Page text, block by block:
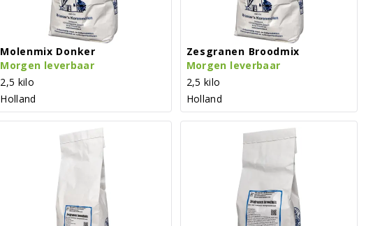
Molenmix Donker
Morgen leverbaar
2,5 kilo
Holland
Zesgranen Broodmix
Morgen leverbaar
2,5 kilo
Holland